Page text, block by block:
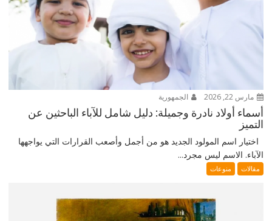
مارس 22, 2026 الجمهورية
أسماء أولاد نادرة وجميلة: دليل شامل للآباء الباحثين عن
التميز
اختيار اسم المولود الجديد هو من أجمل وأصعب القرارات التي يواجهها
الآباء. الاسم ليس مجرد...
مقالات منوعات